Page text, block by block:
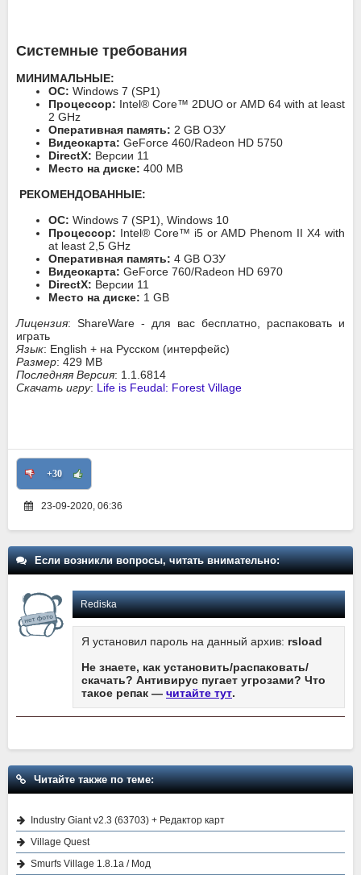
Системные требования
МИНИМАЛЬНЫЕ:
ОС: Windows 7 (SP1)
Процессор: Intel® Core™ 2DUO or AMD 64 with at least
2 GHz
Оперативная память: 2 GB ОЗУ
Видеокарта: GeForce 460/Radeon HD 5750
DirectX: Версии 11
Место на диске: 400 MB
РЕКОМЕНДОВАННЫЕ:
ОС: Windows 7 (SP1), Windows 10
Процессор: Intel® Core™ i5 or AMD Phenom II X4 with
at least 2,5 GHz
Оперативная память: 4 GB ОЗУ
Видеокарта: GeForce 760/Radeon HD 6970
DirectX: Версии 11
Место на диске: 1 GB
Лицензия: ShareWare - для вас бесплатно, распаковать и
играть
Язык: English + на Русском (интерфейс)
Размер: 429 MB
Последняя Версия: 1.1.6814
Скачать игру: Life is Feudal: Forest Village
+30
23-09-2020, 06:36
Если возникли вопросы, читать внимательно:
Rediska
Я установил пароль на данный архив: rsload
Не знаете, как установить/распаковать/
скачать? Антивирус пугает угрозами? Что
такое репак — читайте тут.
Читайте также по теме:
Industry Giant v2.3 (63703) + Редактор карт
Village Quest
Smurfs Village 1.8.1a / Мод